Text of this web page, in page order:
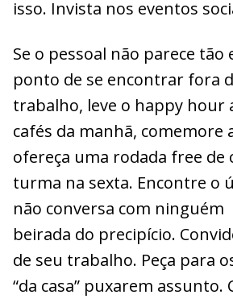
isso. Invista nos eventos
Se o pessoal não parece tão
ponto de se encontrar fora
trabalho, leve o happy hour
cafés da manhã, comemore
ofereça uma rodada free de
turma na sexta. Encontre o
não conversa com ninguém
beirada do precipício.
de seu trabalho. Peça para
“da casa” puxarem assunto.